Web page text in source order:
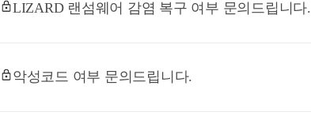
LIZARD 랜섬웨어 감염 복구 여부 문의드립니다.
악성코드 여부 문의드립니다.